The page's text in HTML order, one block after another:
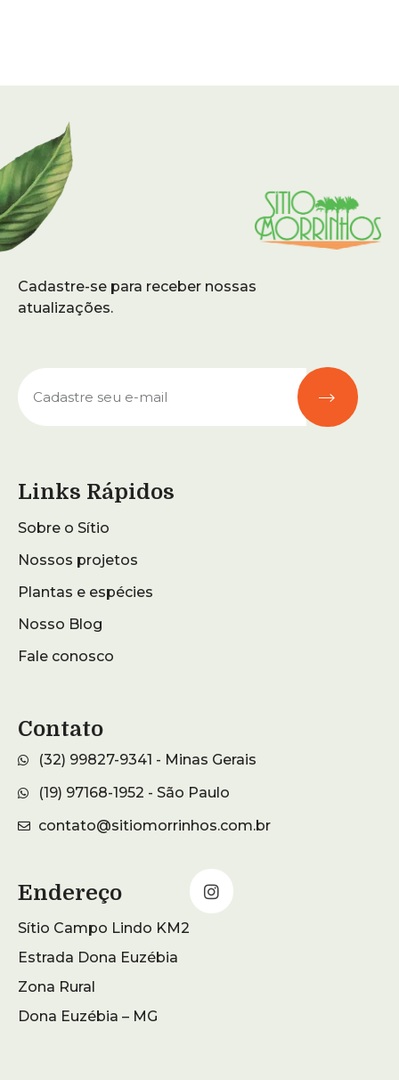
Cadastre-se para receber nossas
atualizações.
Links Rápidos
Sobre o Sítio
Nossos projetos
Plantas e espécies
Nosso Blog
Fale conosco
Contato
(32) 99827-9341 - Minas Gerais
(19) 97168-1952 - São Paulo
contato@sitiomorrinhos.com.br
Endereço
Sítio Campo Lindo KM2
Estrada Dona Euzébia
Zona Rural
Dona Euzébia – MG